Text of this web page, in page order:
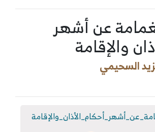
عن أشهر
والإقامة
السحيمي